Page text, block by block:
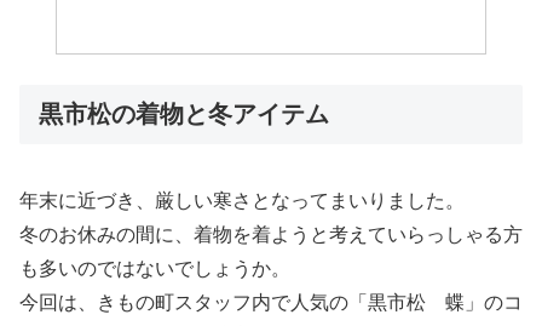
黒市松の着物と冬アイテム
年末に近づき、厳しい寒さとなってまいりました。
冬のお休みの間に、着物を着ようと考えていらっしゃる方
も多いのではないでしょうか。
今回は、きもの町スタッフ内で人気の「黒市松 蝶」のコ